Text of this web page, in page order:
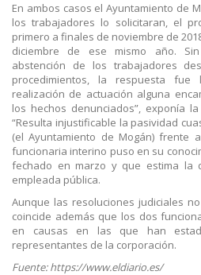
En ambos casos el Ayuntamiento de
los trabajadores lo solicitaran, el
primero a finales de noviembre de
diciembre de ese mismo año.
abstención de los trabajadores
procedimientos, la respuesta fue
realización de actuación alguna
los hechos denunciados”, exponía
“Resulta injustificable la pasividad
(el Ayuntamiento de Mogán) frente
funcionaria interino puso en su
fechado en marzo y que estima la
empleada pública.
Aunque las resoluciones judiciales
coincide además que los dos
en causas en las que han
representantes de la corporación.
Fuente: https://www.eldiario.es/